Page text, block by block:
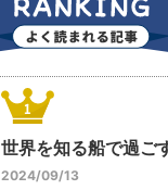
世界を知る船で過ご
2024/09/13